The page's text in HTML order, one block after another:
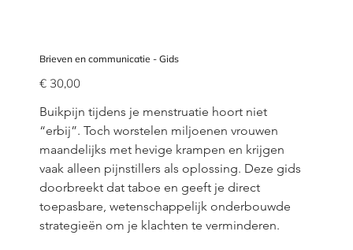
Brieven en communicatie - Gids
Prijs
€ 30,00
Buikpijn tijdens je menstruatie hoort niet
“erbij”. Toch worstelen miljoenen vrouwen
maandelijks met hevige krampen en krijgen
vaak alleen pijnstillers als oplossing. Deze gids
doorbreekt dat taboe en geeft je direct
toepasbare, wetenschappelijk onderbouwde
strategieën om je klachten te verminderen.